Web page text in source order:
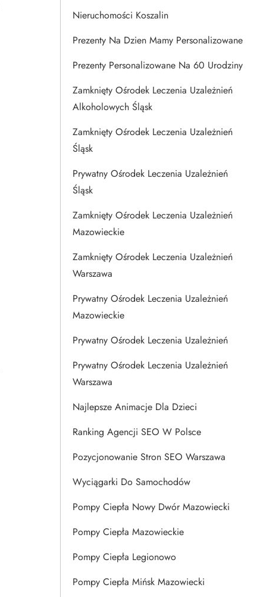
Nieruchomości Koszalin
Prezenty Na Dzien Mamy Personalizowane
Prezenty Personalizowane Na 60 Urodziny
Zamknięty Ośrodek Leczenia Uzależnień
Alkoholowych Śląsk
Zamknięty Ośrodek Leczenia Uzależnień
Śląsk
Prywatny Ośrodek Leczenia Uzależnień
Śląsk
Zamknięty Ośrodek Leczenia Uzależnień
Mazowieckie
Zamknięty Ośrodek Leczenia Uzależnień
Warszawa
Prywatny Ośrodek Leczenia Uzależnień
Mazowieckie
Prywatny Ośrodek Leczenia Uzależnień
Prywatny Ośrodek Leczenia Uzależnień
Warszawa
Najlepsze Animacje Dla Dzieci
Ranking Agencji SEO W Polsce
Pozycjonowanie Stron SEO Warszawa
Wyciągarki Do Samochodów
Pompy Ciepła Nowy Dwór Mazowiecki
Pompy Ciepła Mazowieckie
Pompy Ciepła Legionowo
Pompy Ciepła Mińsk Mazowiecki